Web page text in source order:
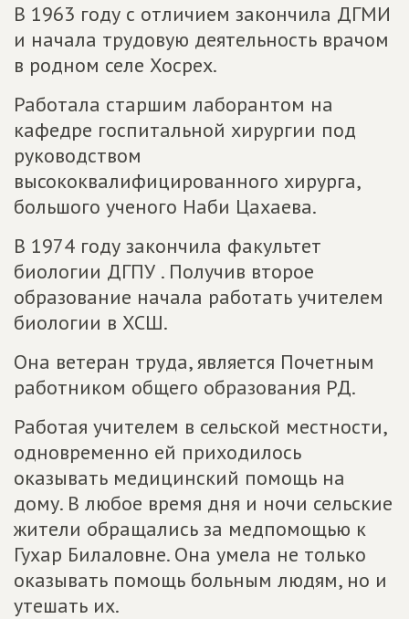
В 1963 году с отличием закончила ДГМИ
и начала трудовую деятельность врачом
в родном селе Хосрех.
Работала старшим лаборантом на
кафедре госпитальной хирургии под
руководством
высококвалифицированного хирурга,
большого ученого Наби Цахаева.
В 1974 году закончила факультет
биологии ДГПУ . Получив второе
образование начала работать учителем
биологии в ХСШ.
Она ветеран труда, является Почетным
работником общего образования РД.
Работая учителем в сельской местности,
одновременно ей приходилось
оказывать медицинский помощь на
дому. В любое время дня и ночи сельские
жители обращались за медпомощью к
Гухар Билаловне. Она умела не только
оказывать помощь больным людям, но и
утешать их.